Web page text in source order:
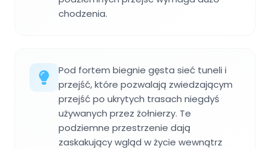
chodzenia.
Pod fortem biegnie gęsta sieć tuneli i
przejść, które pozwalają zwiedzającym
przejść po ukrytych trasach niegdyś
używanych przez żołnierzy. Te
podziemne przestrzenie dają
zaskakujący wgląd w życie wewnątrz